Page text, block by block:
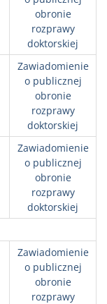
obronie
rozprawy
doktorskiej
Zawiadomienie
o publicznej
obronie
rozprawy
doktorskiej
Zawiadomienie
o publicznej
obronie
rozprawy
doktorskiej
Zawiadomienie
o publicznej
obronie
rozprawy